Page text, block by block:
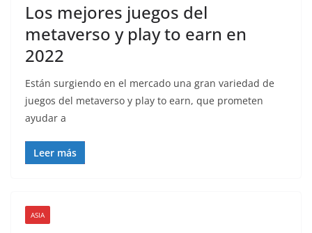
Los mejores juegos del
metaverso y play to earn en
2022
Están surgiendo en el mercado una gran variedad de
juegos del metaverso y play to earn, que prometen
ayudar a
Leer más
ASIA